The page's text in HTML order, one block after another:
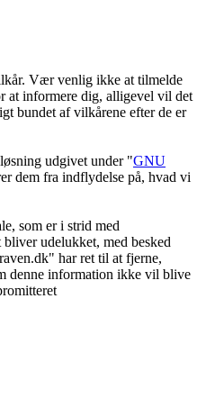
Vær venlig ikke at tilmelde
at informere dig, alligevel vil det
bundet af vilkårene efter de er
udgivet under "GNU
dem fra indflydelse på, hvad vi
som er i strid med
udelukket, med besked
har ret til at fjerne,
denne information ikke vil blive